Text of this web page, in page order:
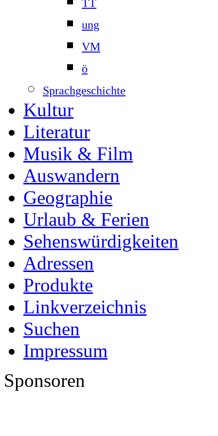
TT
ung
VM
ö
Sprachgeschichte
Kultur
Literatur
Musik & Film
Auswandern
Geographie
Urlaub & Ferien
Sehenswürdigkeiten
Adressen
Produkte
Linkverzeichnis
Suchen
Impressum
Sponsoren